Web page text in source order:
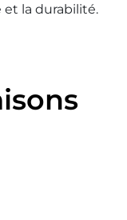
la durabilité.